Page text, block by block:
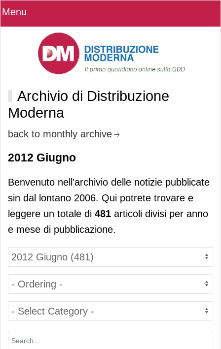
Menu
Archivio di Distribuzione
Moderna
back to monthly archive
2012 Giugno
Benvenuto nell'archivio delle notizie pubblicate
sin dal lontano 2006. Qui potrete trovare e
leggere un totale di 481 articoli divisi per anno
e mese di pubblicazione.